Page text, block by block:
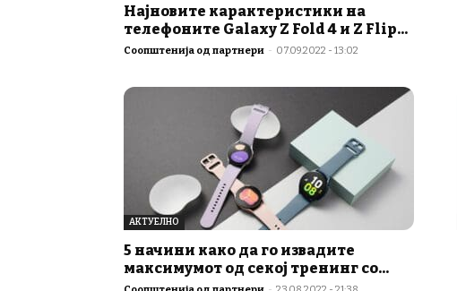
Најновите карактеристики на
телефоните Galaxy Z Fold 4 и Z Flip...
Соопштенија од партнери - 07.09.2022 - 13:02
АКТУЕЛНО
5 начини како да го извадите
максимумот од секој тренинг со...